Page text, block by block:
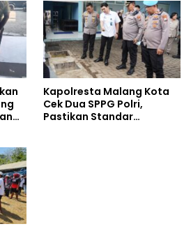
Ahmad Ibrahim
Kapolresta Malang Kota
Cek Dua SPPG Polri,
Pastikan Standar